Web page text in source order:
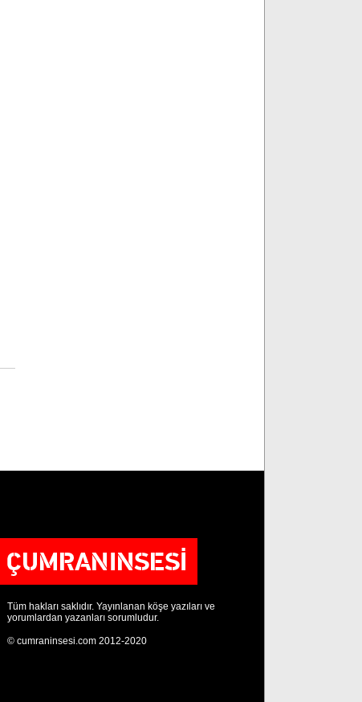
Tüm hakları saklıdır. Yayınlanan köşe yazıları ve
yorumlardan yazanları sorumludur.
© cumraninsesi.com 2012-2020